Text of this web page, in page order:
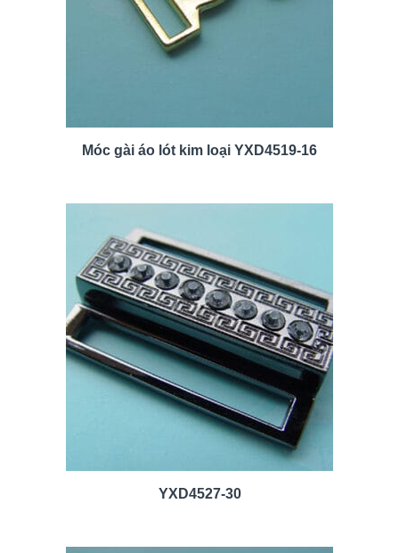
Móc gài áo lót kim loại YXD4519-16
YXD4527-30